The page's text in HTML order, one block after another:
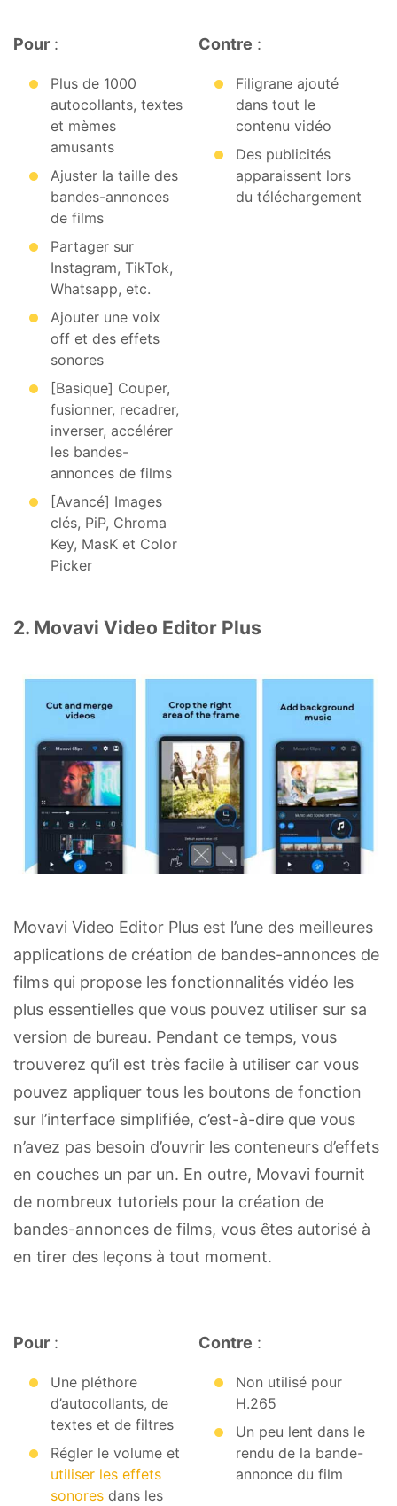
Pour :
Plus de 1000
autocollants, textes
et mèmes
amusants
Ajuster la taille des
bandes-annonces
de films
Partager sur
Instagram, TikTok,
Whatsapp, etc.
Ajouter une voix
off et des effets
sonores
[Basique] Couper,
fusionner, recadrer,
inverser, accélérer
les bandes-
annonces de films
[Avancé] Images
clés, PiP, Chroma
Key, MasK et Color
Picker
Contre :
Filigrane ajouté
dans tout le
contenu vidéo
Des publicités
apparaissent lors
du téléchargement
2. Movavi Video Editor Plus
Movavi Video Editor Plus est l’une des meilleures
applications de création de bandes-annonces de
films qui propose les fonctionnalités vidéo les
plus essentielles que vous pouvez utiliser sur sa
version de bureau. Pendant ce temps, vous
trouverez qu’il est très facile à utiliser car vous
pouvez appliquer tous les boutons de fonction
sur l’interface simplifiée, c’est-à-dire que vous
n’avez pas besoin d’ouvrir les conteneurs d’effets
en couches un par un. En outre, Movavi fournit
de nombreux tutoriels pour la création de
bandes-annonces de films, vous êtes autorisé à
en tirer des leçons à tout moment.
Pour :
Une pléthore
d’autocollants, de
textes et de filtres
Régler le volume et
utiliser les effets
sonores dans les
Contre :
Non utilisé pour
H.265
Un peu lent dans le
rendu de la bande-
annonce du film